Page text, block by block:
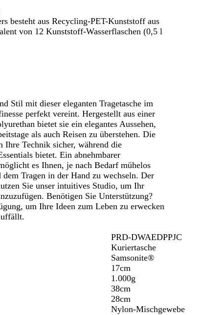
besteht aus Recycling-PET-Kunststoff aus
von 12 Kunststoff-Wasserflaschen (0,5 l
Stil mit dieser eleganten Tragetasche im
perfekt vereint. Hergestellt aus einer
bietet sie ein elegantes Aussehen,
als auch Reisen zu überstehen. Die
Ihre Technik sicher, während die
bietet. Ein abnehmbarer
es Ihnen, je nach Bedarf mühelos
Tragen in der Hand zu wechseln. Der
Sie unser intuitives Studio, um Ihr
Benötigen Sie Unterstützung?
um Ihre Ideen zum Leben zu erwecken
PRD-DWAEDPPJC
Kuriertasche
Samsonite®
17cm
1.000g
38cm
28cm
Nylon-Mischgewebe